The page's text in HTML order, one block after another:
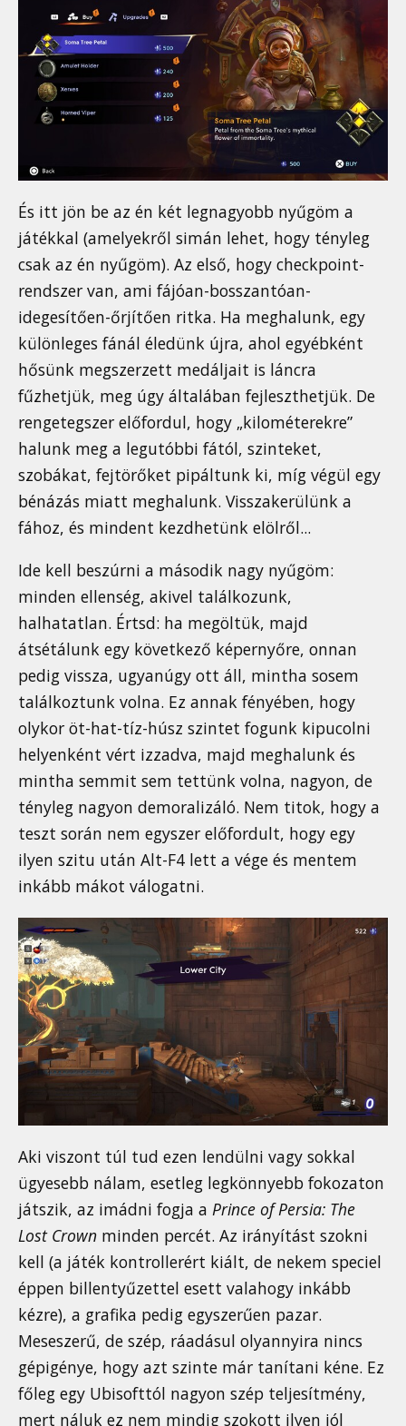
És itt jön be az én két legnagyobb nyűgöm a
játékkal (amelyekről simán lehet, hogy tényleg
csak az én nyűgöm). Az első, hogy checkpoint-
rendszer van, ami fájóan-bosszantóan-
idegesítően-őrjítően ritka. Ha meghalunk, egy
különleges fánál éledünk újra, ahol egyébként
hősünk megszerzett medáljait is láncra
fűzhetjük, meg úgy általában fejleszthetjük. De
rengetegszer előfordul, hogy „kilométerekre”
halunk meg a legutóbbi fától, szinteket,
szobákat, fejtörőket pipáltunk ki, míg végül egy
bénázás miatt meghalunk. Visszakerülünk a
fához, és mindent kezdhetünk elölről...
Ide kell beszúrni a második nagy nyűgöm:
minden ellenség, akivel találkozunk,
halhatatlan. Értsd: ha megöltük, majd
átsétálunk egy következő képernyőre, onnan
pedig vissza, ugyanúgy ott áll, mintha sosem
találkoztunk volna. Ez annak fényében, hogy
olykor öt-hat-tíz-húsz szintet fogunk kipucolni
helyenként vért izzadva, majd meghalunk és
mintha semmit sem tettünk volna, nagyon, de
tényleg nagyon demoralizáló. Nem titok, hogy a
teszt során nem egyszer előfordult, hogy egy
ilyen szitu után Alt-F4 lett a vége és mentem
inkább mákot válogatni.
Aki viszont túl tud ezen lendülni vagy sokkal
ügyesebb nálam, esetleg legkönnyebb fokozaton
játszik, az imádni fogja a Prince of Persia: The
Lost Crown minden percét. Az irányítást szokni
kell (a játék kontrollerért kiált, de nekem speciel
éppen billentyűzettel esett valahogy inkább
kézre), a grafika pedig egyszerűen pazar.
Meseszerű, de szép, ráadásul olyannyira nincs
gépigénye, hogy azt szinte már tanítani kéne. Ez
főleg egy Ubisofttól nagyon szép teljesítmény,
mert náluk ez nem mindig szokott ilyen jól